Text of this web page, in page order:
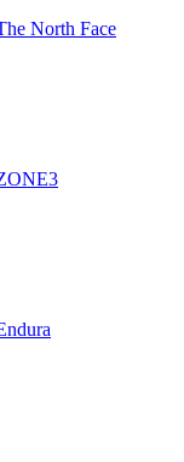
North Face